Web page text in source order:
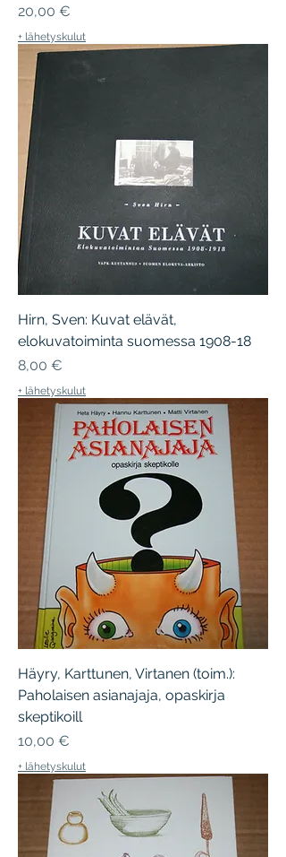
Hinta
20,00 €
+ lähetyskulut
Hirn, Sven: Kuvat elävät,
elokuvatoiminta suomessa 1908-18
Hinta
8,00 €
+ lähetyskulut
Häyry, Karttunen, Virtanen (toim.):
Paholaisen asianajaja, opaskirja
skeptikoill
Hinta
10,00 €
+ lähetyskulut